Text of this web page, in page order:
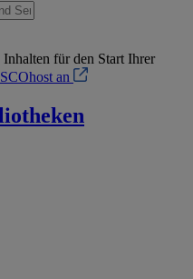
für den Start Ihrer
an